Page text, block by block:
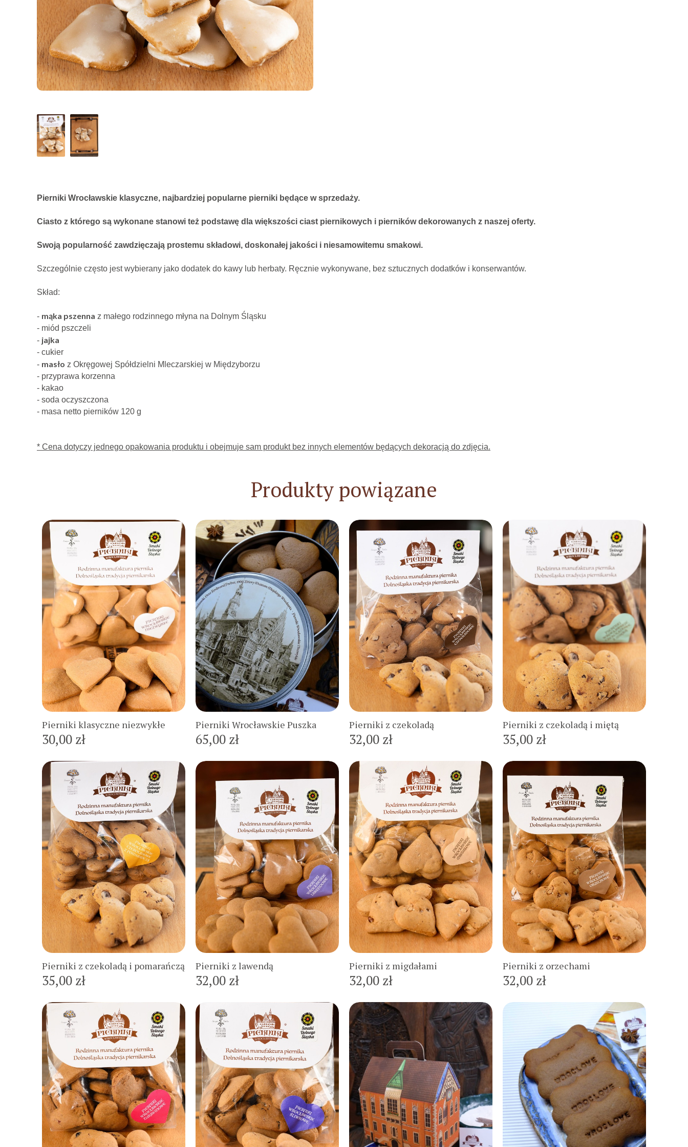
Pierniki Wrocławskie klasyczne, najbardziej popularne pierniki będące w sprzedaży.
Ciasto z którego są wykonane stanowi też podstawę dla większości ciast piernikowych i pierników dekorowanych z naszej oferty.
Swoją popularność zawdzięczają prostemu składowi, doskonałej jakości i niesamowitemu smakowi.
Szczególnie często jest wybierany jako dodatek do kawy lub herbaty. Ręcznie wykonywane, bez sztucznych dodatków i konserwantów.
Skład:
- mąka pszenna z małego rodzinnego młyna na Dolnym Śląsku
- miód pszczeli
- jajka
- cukier
- masło z Okręgowej Spółdzielni Mleczarskiej w Międzyborzu
- przyprawa korzenna
- kakao
- soda oczyszczona
- masa netto pierników 120 g
* Cena dotyczy jednego opakowania produktu i obejmuje sam produkt bez innych elementów będących dekoracją do zdjęcia.
Produkty powiązane
Pierniki klasyczne niezwykłe
30,00 zł
Do koszyka
Pierniki Wrocławskie Puszka
65,00 zł
Do koszyka
Pierniki z czekoladą
32,00 zł
Do koszyka
Pierniki z czekoladą i miętą
35,00 zł
Do koszyka
Pierniki z czekoladą i pomarańczą
35,00 zł
Do koszyka
Pierniki z lawendą
32,00 zł
Do koszyka
Pierniki z migdałami
32,00 zł
Do koszyka
Pierniki z orzechami
32,00 zł
Do koszyka